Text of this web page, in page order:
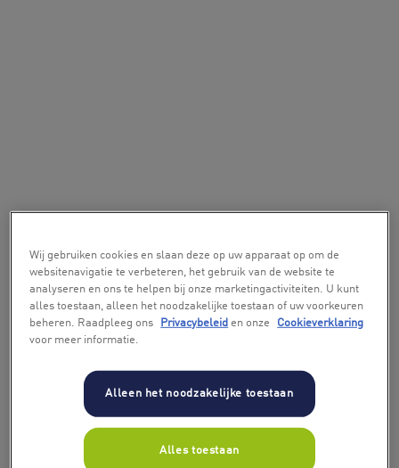
Wij gebruiken cookies en slaan deze op uw apparaat op om de
websitenavigatie te verbeteren, het gebruik van de website te
analyseren en ons te helpen bij onze marketingactiviteiten. U kunt
alles toestaan, alleen het noodzakelijke toestaan of uw voorkeuren
beheren. Raadpleeg ons
Privacybeleid en onze
Cookieverklaring
voor meer informatie.
Alleen het noodzakelijke toestaan
Alles toestaan